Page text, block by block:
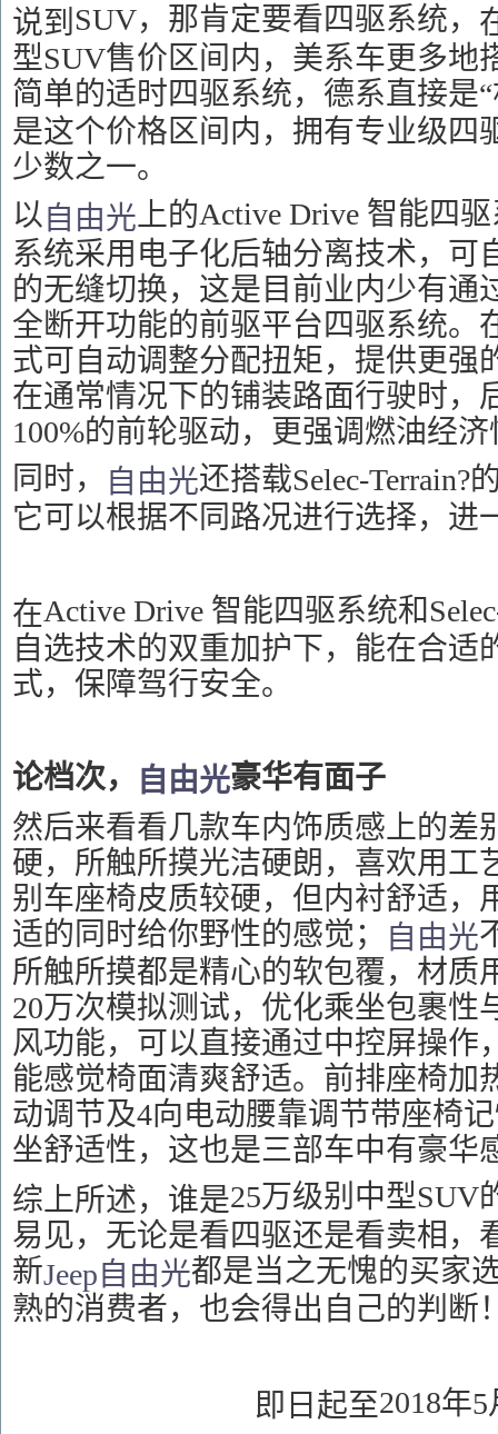
说到 SUV，那肯定要看四驱系统，
型SUV售价区间内，美系车更多地
简单的适时四驱系统，德系直接是
是这个价格区间内，拥有专业级四
少数之一。
以自由光上的Active Drive 智能四
系统采用电子化后轴分离技术，可
的无缝切换，这是目前业内少有通
全断开功能的前驱平台四驱系统。
式可自动调整分配扭矩，提供更强
在通常情况下的铺装路面行驶时，
100%的前轮驱动，更强调燃油经济
同时，
自由光还搭载Selec-Terrain?
它可以根据不同路况进行选择，进
在Active Drive 智能四驱系统和
自选技术的双重加护下， 能在合适
式，保障驾行安全。
论档次， 自由光豪华有面子
然后来看看几款车内饰质感上的差
硬，所触所摸光洁硬朗，喜欢用工
别车座椅皮质较硬，但内衬舒适，
适的同时给你野性的感觉；
自由光
所触所摸都是精心的软包覆，材质
20万次模拟测试，优化乘坐包裹性
风功能，可以直接通过中控屏操作
能感觉椅面清爽舒适。前排座椅加
动调节及4向电动腰靠调节带座椅
坐舒适性，这也是三部车中有豪华
综上所述，谁是25万级别中型SUV
易见，无论是看四驱还是看卖相，
新Jeep自由光都是当之无愧的买家
熟的消费者，也会得出自己的判断
即日起至2018年5